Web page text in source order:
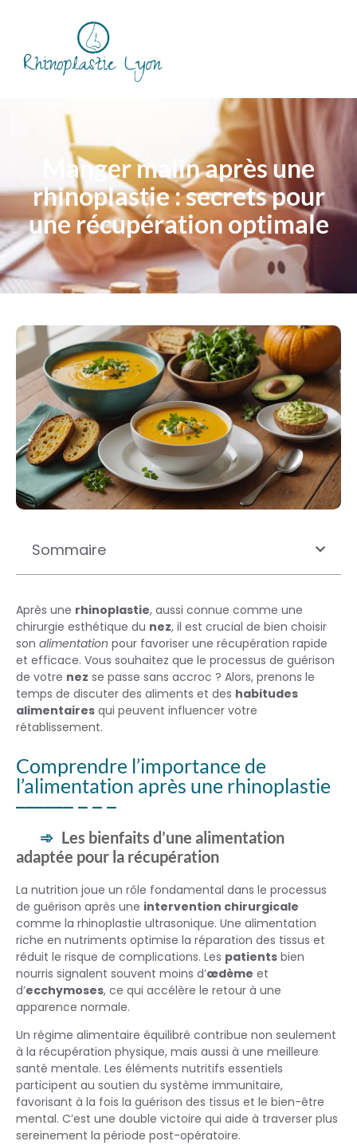
Manger malin après une
rhinoplastie : secrets pour
une récupération optimale
Sommaire
Après une rhinoplastie, aussi connue comme une
chirurgie esthétique du nez, il est crucial de bien choisir
son alimentation pour favoriser une récupération rapide
et efficace. Vous souhaitez que le processus de guérison
de votre nez se passe sans accroc ? Alors, prenons le
temps de discuter des aliments et des habitudes
alimentaires qui peuvent influencer votre
rétablissement.
Comprendre l’importance de
l’alimentation après une rhinoplastie
Les bienfaits d’une alimentation
adaptée pour la récupération
La nutrition joue un rôle fondamental dans le processus
de guérison après une intervention chirurgicale
comme la rhinoplastie ultrasonique. Une alimentation
riche en nutriments optimise la réparation des tissus et
réduit le risque de complications. Les patients bien
nourris signalent souvent moins d’œdème et
d’ecchymoses, ce qui accélère le retour à une
apparence normale.
Un régime alimentaire équilibré contribue non seulement
à la récupération physique, mais aussi à une meilleure
santé mentale. Les éléments nutritifs essentiels
participent au soutien du système immunitaire,
favorisant à la fois la guérison des tissus et le bien-être
mental. C’est une double victoire qui aide à traverser plus
sereinement la période post-opératoire.